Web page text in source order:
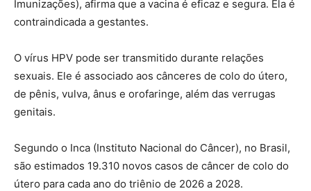
Imunizações), afirma que a vacina é eficaz e segura. Ela é
contraindicada a gestantes.
O vírus HPV pode ser transmitido durante relações
sexuais. Ele é associado aos cânceres de colo do útero,
de pênis, vulva, ânus e orofaringe, além das verrugas
genitais.
Segundo o Inca (Instituto Nacional do Câncer), no Brasil,
são estimados 19.310 novos casos de câncer de colo do
útero para cada ano do triênio de 2026 a 2028.